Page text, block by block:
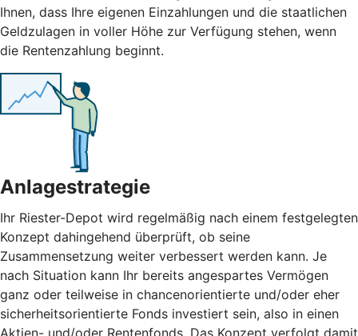
Ihnen, dass Ihre eigenen Einzahlungen und die staatlichen
Geldzulagen in voller Höhe zur Verfügung stehen, wenn
die Rentenzahlung beginnt.
Anlagestrategie
Ihr Riester-Depot wird regelmäßig nach einem festgelegten
Konzept dahingehend überprüft, ob seine
Zusammensetzung weiter verbessert werden kann. Je
nach Situation kann Ihr bereits angespartes Vermögen
ganz oder teilweise in chancenorientierte und/oder eher
sicherheitsorientierte Fonds investiert sein, also in einen
Aktien- und/oder Rentenfonds. Das Konzept verfolgt damit